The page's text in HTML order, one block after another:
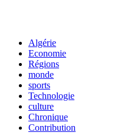
Algérie
Economie
Régions
monde
sports
Technologie
culture
Chronique
Contribution